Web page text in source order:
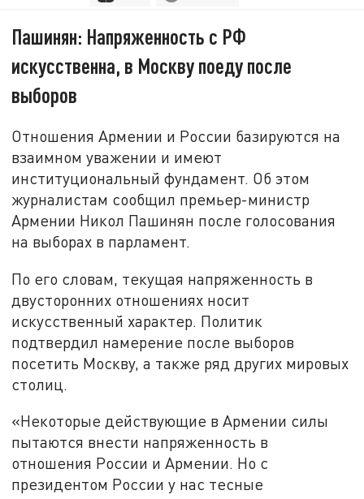
Пашинян: Напряженность с РФ
искусственна, в Москву поеду после
выборов
Отношения Армении и России базируются на
взаимном уважении и имеют
институциональный фундамент. Об этом
журналистам сообщил премьер-министр
Армении Никол Пашинян после голосования
на выборах в парламент.
По его словам, текущая напряженность в
двусторонних отношениях носит
искусственный характер. Политик
подтвердил намерение после выборов
посетить Москву, а также ряд других мировых
столиц.
«Некоторые действующие в Армении силы
пытаются внести напряженность в
отношения России и Армении. Но с
президентом России у нас тесные